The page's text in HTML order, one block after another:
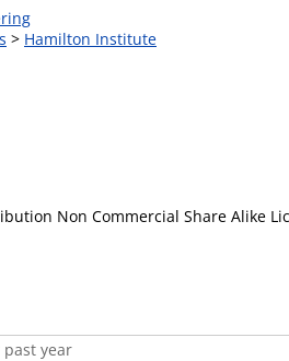
> Hamilton Institute
Non Commercial Share Alike
year